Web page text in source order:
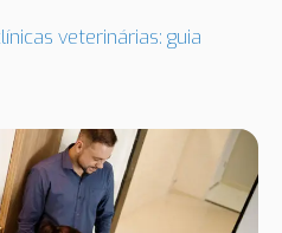
veterinárias: guia